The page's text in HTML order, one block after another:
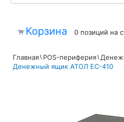
Корзина 0 позиций на
Главная POS-периферия
Денежный ящик АТОЛ EC-410